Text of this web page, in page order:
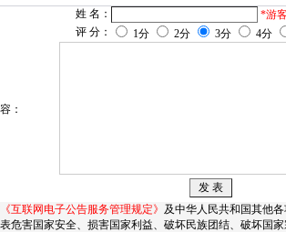
姓 名：
*游
评 分：
1分 2分 3分 4分
：
《互联网电子公告服务管理规定》 及中华人民共和国其他
危害国家安全、损害国家利益、破坏民族团结、破坏国